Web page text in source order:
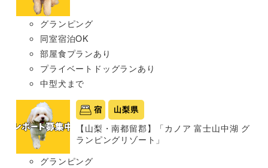
グランピング
同室宿泊OK
部屋食プランあり
プライベートドッグランあり
中型犬まで
宿 山梨県
【山梨・南都留郡】「カノア 富士山中湖 グ
ランピングリゾート」
グランピング